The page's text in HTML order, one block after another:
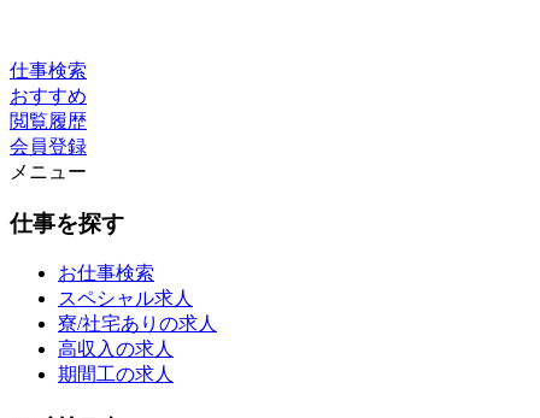
仕事検索
おすすめ
閲覧履歴
会員登録
メニュー
仕事を探す
お仕事検索
スペシャル求人
寮/社宅ありの求人
高収入の求人
期間工の求人